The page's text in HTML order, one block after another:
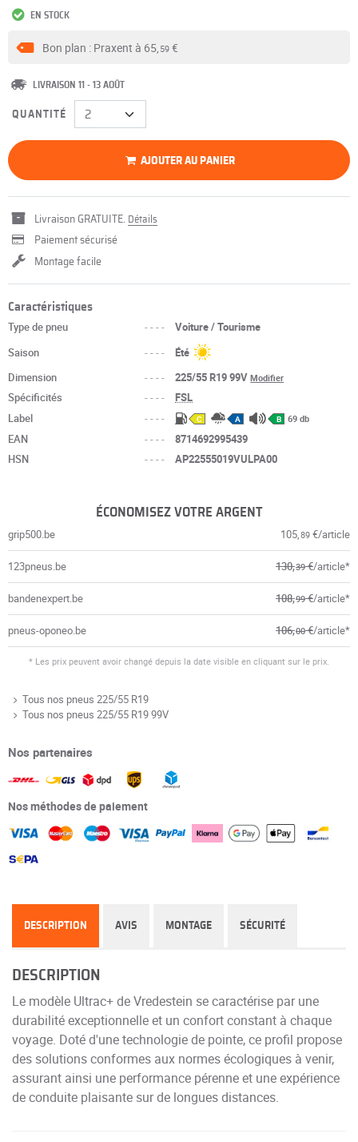
EN STOCK
Bon plan : Praxent à 65, 59€
LIVRAISON 11 - 13 AOÛT
QUANTITÉ
AJOUTER AU PANIER
Livraison GRATUITE. Détails
Paiement sécurisé
Montage facile
Caractéristiques
Type de pneu ----
Voiture / Tourisme
Saison
----
Été
Dimension
---- 225/55 R19 99VModifier
Spécificités ----
FSL
Label
---- C A B 69 db
EAN ----
8714692995439
HSN
---- AP22555019VULPA00
ÉCONOMISEZ VOTRE ARGENT
grip500.be 105,89 €/article
123pneus.be 130,39€/article*
bandenexpert.be 108,99€/article*
pneus-oponeo.be 106,00€/article*
* Les prix peuvent avoir changé depuis la date visible en cliquant sur le prix.
Tous nos pneus 225/55 R19
Tous nos pneus 225/55 R19 99V
Nos partenaires
Nos méthodes de paiement
DESCRIPTION AVIS MONTAGE SÉCURITÉ
DESCRIPTION
Le modèle Ultrac+ de Vredestein se caractérise par une
durabilité exceptionnelle et un confort constant à chaque
voyage. Doté d'une technologie de pointe, ce profil propose
des solutions conformes aux normes écologiques à venir,
assurant ainsi une performance pérenne et une expérience
de conduite plaisante sur de longues distances.